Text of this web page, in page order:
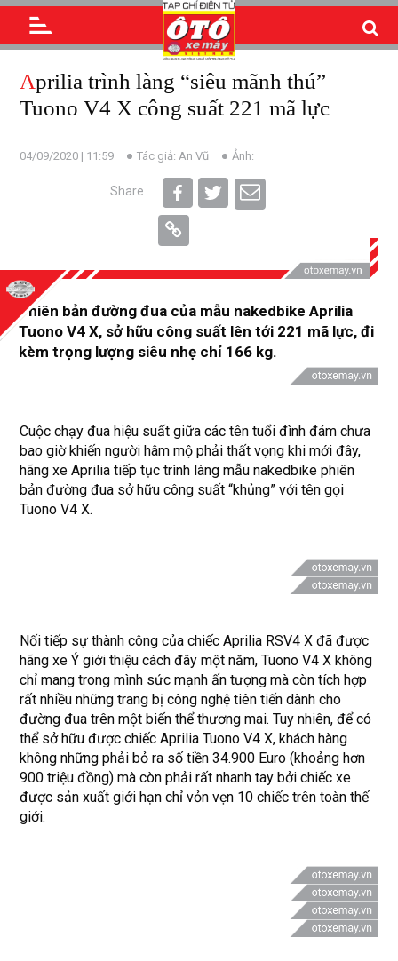
Aprilia trình làng “siêu mãnh thú”
Tuono V4 X công suất 221 mã lực
04/09/2020 | 11:59 Tác giả: An Vũ Ảnh:
Share
Phiên bản đường đua của mẫu nakedbike Aprilia
Tuono V4 X, sở hữu công suất lên tới 221 mã lực, đi
kèm trọng lượng siêu nhẹ chỉ 166 kg.
Cuộc chạy đua hiệu suất giữa các tên tuổi đình đám chưa
bao giờ khiến người hâm mộ phải thất vọng khi mới đây,
hãng xe Aprilia tiếp tục trình làng mẫu nakedbike phiên
bản đường đua sở hữu công suất “khủng” với tên gọi
Tuono V4 X.
Nối tiếp sự thành công của chiếc Aprilia RSV4 X đã được
hãng xe Ý giới thiệu cách đây một năm, Tuono V4 X không
chỉ mang trong mình sức mạnh ấn tượng mà còn tích hợp
rất nhiều những trang bị công nghệ tiên tiến dành cho
đường đua trên một biến thể thương mai. Tuy nhiên, để có
thể sở hữu được chiếc Aprilia Tuono V4 X, khách hàng
không những phải bỏ ra số tiền 34.900 Euro (khoảng hơn
900 triệu đồng) mà còn phải rất nhanh tay bởi chiếc xe
được sản xuất giới hạn chỉ vỏn vẹn 10 chiếc trên toàn thế
giới.